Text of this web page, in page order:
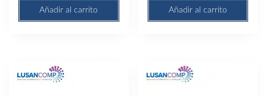
Añadir al carrito Añadir al carrito